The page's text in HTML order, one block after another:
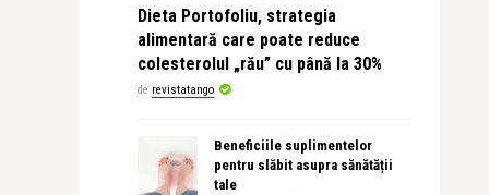
Dieta Portofoliu, strategia
alimentară care poate reduce
colesterolul „rău” cu până la 30%
de revistatango
Beneficiile suplimentelor
pentru slăbit asupra sănătății
tale